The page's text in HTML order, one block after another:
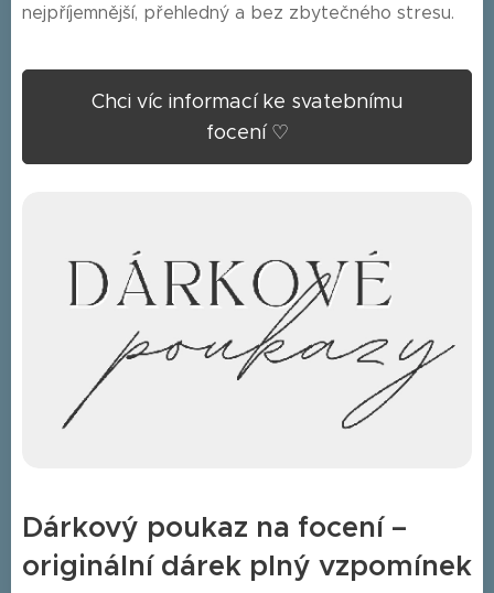
nejpříjemnější, přehledný a bez zbytečného stresu.
Chci víc informací ke svatebnímu
focení ♡
Dárkový poukaz na focení –
originální dárek plný vzpomínek